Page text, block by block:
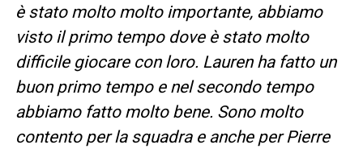
è stato molto molto importante, abbiamo
visto il primo tempo dove è stato molto
difficile giocare con loro. Lauren ha fatto un
buon primo tempo e nel secondo tempo
abbiamo fatto molto bene. Sono molto
contento per la squadra e anche per Pierre